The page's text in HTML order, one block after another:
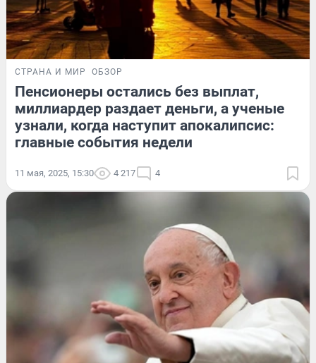
СТРАНА И МИР ОБЗОР
Пенсионеры остались без выплат,
миллиардер раздает деньги, а ученые
узнали, когда наступит апокалипсис:
главные события недели
11 мая, 2025, 15:30 4 217 4